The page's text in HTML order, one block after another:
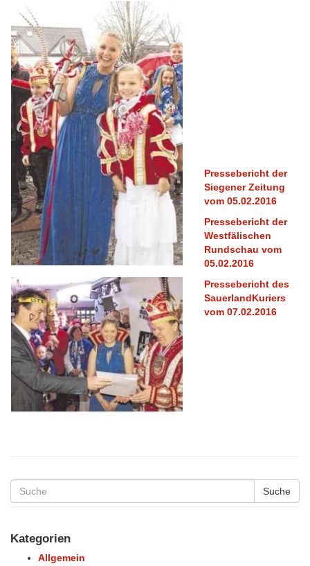
Pressebericht der
Siegener Zeitung
vom 05.02.2016
Pressebericht der
Westfälischen
Rundschau vom
05.02.2016
Pressebericht des
SauerlandKuriers
vom 07.02.2016
Suche
Kategorien
Allgemein